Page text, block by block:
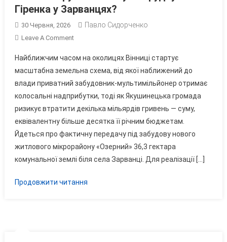
Гіренка у Зарванцях?
30 Червня, 2026 Павло Сидорченко
Leave A CommentOn
Махінація
На
Мільярди:
Чому
НАБУ
Ігнорує
Земельну
Оборудку
Гіренка
Найближчим часом на околицях Вінниці стартує
масштабна земельна схема, від якої наближений до
влади приватний забудовник-мультимільйонер отримає
колосальні надприбутки, тоді як Якушинецька громада
ризикує втратити декілька мільярдів гривень — суму,
еквівалентну більше десятка її річним бюджетам.
Йдеться про фактичну передачу під забудову нового
житлового мікрорайону «Озерний» 36,3 гектара
комунальної землі біля села Зарванці. Для реалізації […]
Продовжити читання